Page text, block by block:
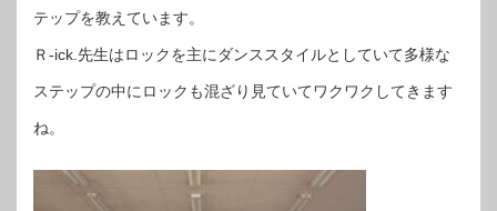
テップを教えています。
Ｒ-ick.先生はロックを主にダンススタイルとしていて多様な
ステップの中にロックも混ざり見ていてワクワクしてきます
ね。